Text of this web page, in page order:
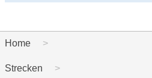
Home
Strecken